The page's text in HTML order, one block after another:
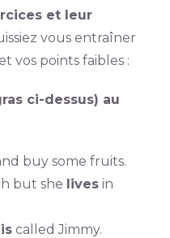
et leur
vous entraîner
vos points faibles :
ci-dessus) au
buy some fruits.
but she livesin
iscalled Jimmy.